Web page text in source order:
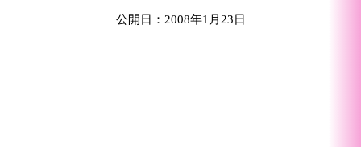
公開日：2008年1月23日